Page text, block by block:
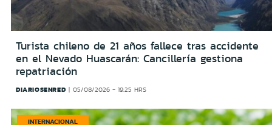
Turista chileno de 21 años fallece tras accidente
en el Nevado Huascarán: Cancillería gestiona
repatriación
DIARIOSENRED 05/08/2026 - 19:25 HRS
INTERNACIONAL